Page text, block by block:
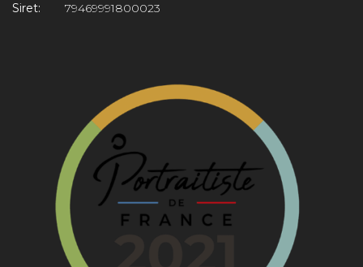
Siret:
79469991800023